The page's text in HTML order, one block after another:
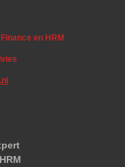
en HRM